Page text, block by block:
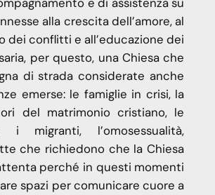
alla crescita dell’amore, al
dei conflitti e all’educazione dei
per questo, una Chiesa che
di strada considerate anche
emerse: le famiglie in crisi, la
del matrimonio cristiano, le
i migranti, l’omosessualità,
che richiedono che la Chiesa
perché in questi momenti
spazi per comunicare cuore a